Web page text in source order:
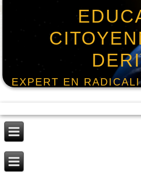
EXPERT EN